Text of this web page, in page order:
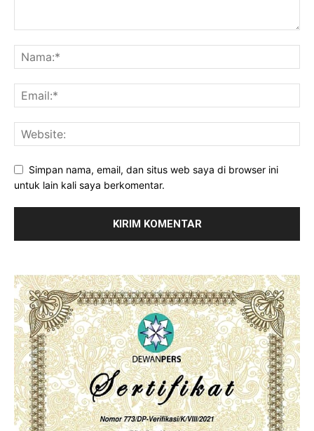
Simpan nama, email, dan situs web saya di browser ini
untuk lain kali saya berkomentar.